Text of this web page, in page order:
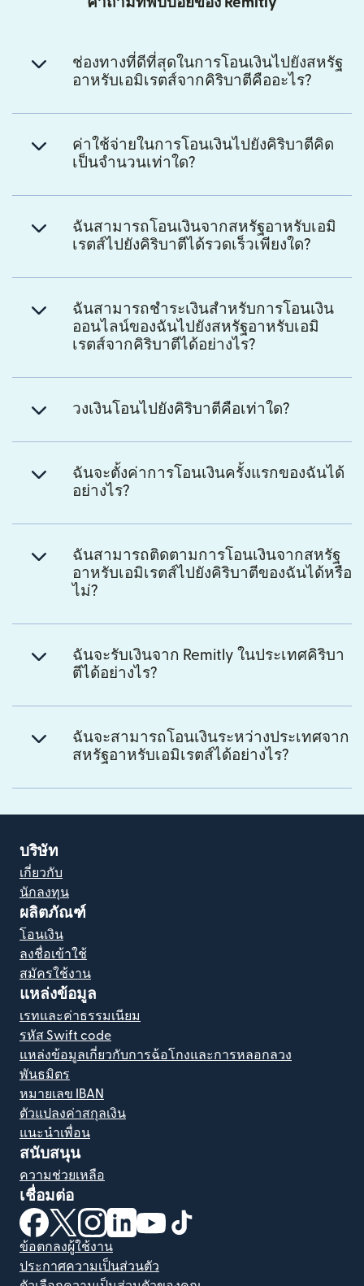
ช่องทางที่ดีที่สุดในการโอนเงินไปยังสหรัฐ
อาหรับเอมิเรตส์จากคิริบาตีคืออะไร?
ค่าใช้จ่ายในการโอนเงินไปยังคิริบาตีคิด
เป็นจำนวนเท่าใด?
ฉันสามารถโอนเงินจากสหรัฐอาหรับเอมิ
เรตส์ไปยังคิริบาตีได้รวดเร็วเพียงใด?
ฉันสามารถชำระเงินสำหรับการโอนเงิน
ออนไลน์ของฉันไปยังสหรัฐอาหรับเอมิ
เรตส์จากคิริบาตีได้อย่างไร?
วงเงินโอนไปยังคิริบาตีคือเท่าใด?
ฉันจะตั้งค่าการโอนเงินครั้งแรกของฉันได้
อย่างไร?
ฉันสามารถติดตามการโอนเงินจากสหรัฐ
อาหรับเอมิเรตส์ไปยังคิริบาตีของฉันได้หรือ
ไม่?
ฉันจะรับเงินจาก Remitly ในประเทศคิริบา
ตีได้อย่างไร?
ฉันจะสามารถโอนเงินระหว่างประเทศจาก
สหรัฐอาหรับเอมิเรตส์ได้อย่างไร?
บริษัท
เกี่ยวกับ
นักลงทุน
ผลิตภัณฑ์
โอนเงิน
ลงชื่อเข้าใช้
สมัครใช้งาน
แหล่งข้อมูล
เรทและค่าธรรมเนียม
รหัส Swift code
แหล่งข้อมูลเกี่ยวกับการฉ้อโกงและการหลอกลวง
พันธมิตร
หมายเลข IBAN
ตัวแปลงค่าสกุลเงิน
แนะนำเพื่อน
สนับสนุน
ความช่วยเหลือ
เชื่อมต่อ
(เปิดในหน้าต่างใหม่)
(เปิดในหน้าต่างใหม่)
(เปิดในหน้าต่างใหม่)
(เปิดในหน้าต่างใหม่)
(เปิดในหน้าต่างใหม่)
ข้อตกลงผู้ใช้งาน
ประกาศความเป็นส่วนตัว